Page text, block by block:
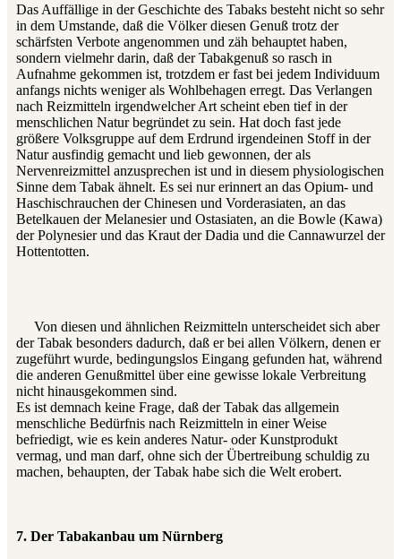
Das Auffällige in der Geschichte des Tabaks besteht nicht so sehr
in dem Umstande, daß die Völker diesen Genuß trotz der
schärfsten Verbote angenommen und zäh behauptet haben,
sondern vielmehr darin, daß der Tabakgenuß so rasch in
Aufnahme gekommen ist, trotzdem er fast bei jedem Individuum
anfangs nichts weniger als Wohlbehagen erregt. Das Verlangen
nach Reizmitteln irgendwelcher Art scheint eben tief in der
menschlichen Natur begründet zu sein. Hat doch fast jede
größere Volksgruppe auf dem Erdrund irgendeinen Stoff in der
Natur ausfindig gemacht und lieb gewonnen, der als
Nervenreizmittel anzusprechen ist und in diesem physiologischen
Sinne dem Tabak ähnelt. Es sei nur erinnert an das Opium- und
Haschischrauchen der Chinesen und Vorderasiaten, an das
Betelkauen der Melanesier und Ostasiaten, an die Bowle (Kawa)
der Polynesier und das Kraut der Dadia und die Cannawurzel der
Hottentotten.
Von diesen und ähnlichen Reizmitteln unterscheidet sich aber
der Tabak besonders dadurch, daß er bei allen Völkern, denen er
zugeführt wurde, bedingungslos Eingang gefunden hat, während
die anderen Genußmittel über eine gewisse lokale Verbreitung
nicht hinausgekommen sind.
Es ist demnach keine Frage, daß der Tabak das allgemein
menschliche Bedürfnis nach Reizmitteln in einer Weise
befriedigt, wie es kein anderes Natur- oder Kunstprodukt
vermag, und man darf, ohne sich der Übertreibung schuldig zu
machen, behaupten, der Tabak habe sich die Welt erobert.
7. Der Tabakanbau um Nürnberg